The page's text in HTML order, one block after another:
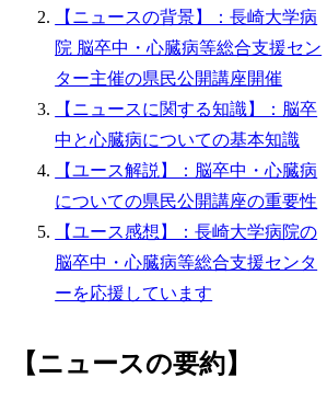
【ニュースの背景】：長崎大学病
院 脳卒中・心臓病等総合支援セン
ター主催の県民公開講座開催
【ニュースに関する知識】：脳卒
中と心臓病についての基本知識
【ユース解説】：脳卒中・心臓病
についての県民公開講座の重要性
【ユース感想】：長崎大学病院の
脳卒中・心臓病等総合支援センタ
ーを応援しています
【ニュースの要約】